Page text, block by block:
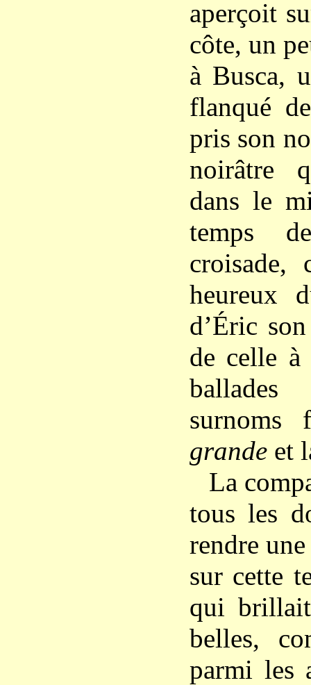
aperçoit
côte, un
à Busca,
flanqué
pris son
noirâtre
dans le
temps
croisade,
heureux
d’Éric
de celle à
surnoms
grandeet
La
tous les
rendre
sur cette
qui
belles,
parmi les